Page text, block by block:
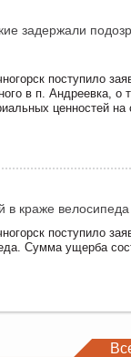
задержали
поступило
в п. Андреевка, о
ценностей
в краже велосипеда
поступило
Сумма ущерба